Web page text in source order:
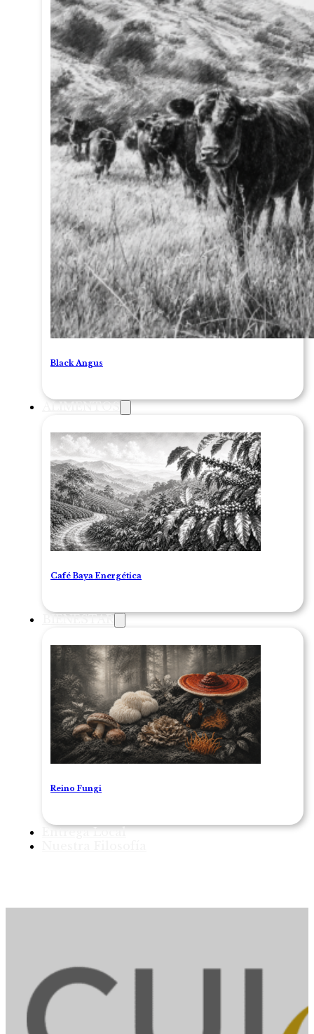
Black Angus
ALIMENTOS
Café Baya Energética
BIENESTAR
Reino Fungi
Entrega Local